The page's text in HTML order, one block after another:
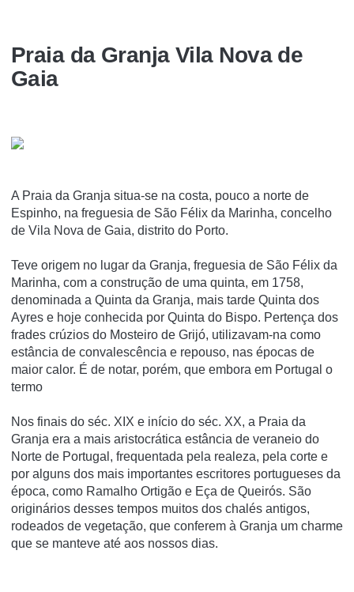
Praia da Granja Vila Nova de
Gaia
A Praia da Granja situa-se na costa, pouco a norte de
Espinho, na freguesia de São Félix da Marinha, concelho
de Vila Nova de Gaia, distrito do Porto.
Teve origem no lugar da Granja, freguesia de São Félix da
Marinha, com a construção de uma quinta, em 1758,
denominada a Quinta da Granja, mais tarde Quinta dos
Ayres e hoje conhecida por Quinta do Bispo. Pertença dos
frades crúzios do Mosteiro de Grijó, utilizavam-na como
estância de convalescência e repouso, nas épocas de
maior calor. É de notar, porém, que embora em Portugal o
termo
Nos finais do séc. XIX e início do séc. XX, a Praia da
Granja era a mais aristocrática estância de veraneio do
Norte de Portugal, frequentada pela realeza, pela corte e
por alguns dos mais importantes escritores portugueses da
época, como Ramalho Ortigão e Eça de Queirós. São
originários desses tempos muitos dos chalés antigos,
rodeados de vegetação, que conferem à Granja um charme
que se manteve até aos nossos dias.